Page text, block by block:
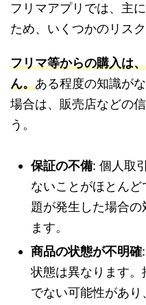
フリマアプリでは、主
ため、いくつかのリスク
フリマ等からの購入は
ん。ある程度の知識が
場合は、販売店などの
う。
保証の不備: 個人取
ないことがほとん
題が発生した場合の
ます。
商品の状態が不明確
状態は異なります
でない可能性があ